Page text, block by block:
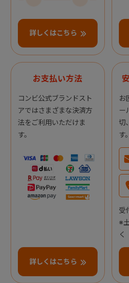
詳しくはこちら
お支払い方法
コンビ公式ブランドスト
アではさまざまな決済方
法をご利用いただけま
す。
詳しくはこちら
お
ー
切
す。
受
※
く